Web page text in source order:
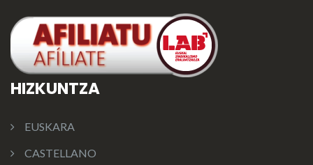
HIZKUNTZA
EUSKARA
CASTELLANO